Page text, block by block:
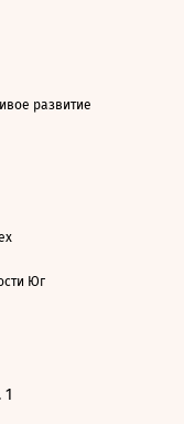
развитие
Юг
1